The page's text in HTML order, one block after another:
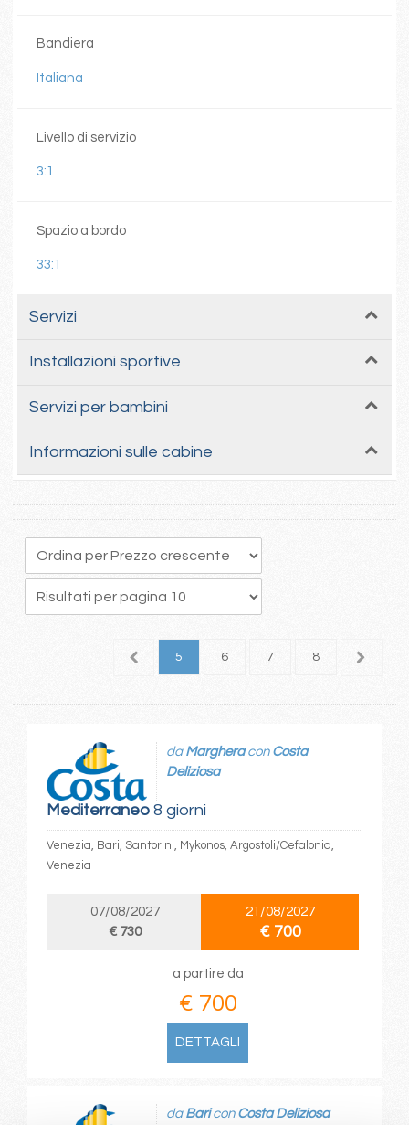
Bandiera
Italiana
Livello di servizio
3:1
Spazio a bordo
33:1
Servizi
Installazioni sportive
Servizi per bambini
Informazioni sulle cabine
4 5 6 7 8 9
Mediterraneo8 giorni
da Margheracon Costa
Deliziosa
Venezia, Bari, Santorini, Mykonos, Argostoli/Cefalonia,
Venezia
07/08/2027
€ 730
21/08/2027
€ 700
a partire da
€ 700
DETTAGLI
da Baricon Costa Deliziosa